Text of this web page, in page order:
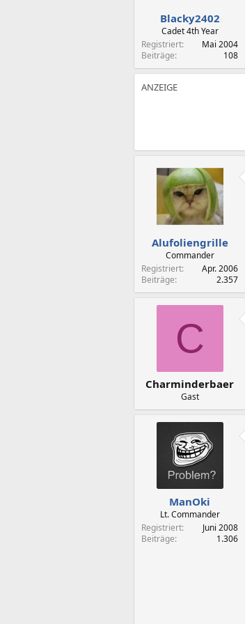
Blacky2402
Cadet 4th Year
Registriert
Mai 2004
Beiträge
108
Alufoliengrille
Commander
Registriert
Apr. 2006
Beiträge
2.357
C
Charminderbaer
Gast
ManOki
Lt. Commander
Registriert
Juni 2008
Beiträge
1.306